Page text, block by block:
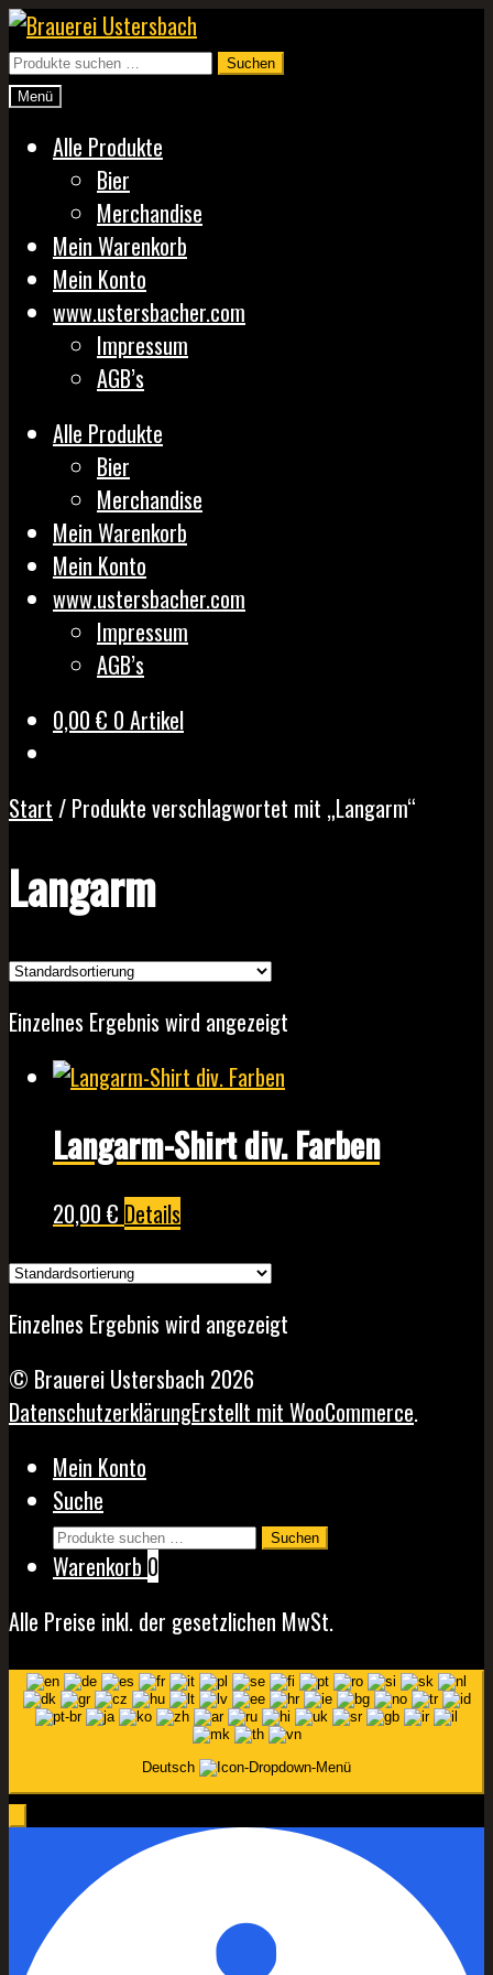
Zur
Navigation
springen
Zum
Inhalt
springen
Suchen
nach:
Suchen
Menü
Alle Produkte
Bier
Merchandise
Mein Warenkorb
Mein Konto
www.ustersbacher.com
Impressum
AGB’s
Alle Produkte
Bier
Merchandise
Mein Warenkorb
Mein Konto
www.ustersbacher.com
Impressum
AGB’s
0,00 € 0 Artikel
Start / Produkte verschlagwortet mit „Langarm“
Langarm
Einzelnes Ergebnis wird angezeigt
Langarm-Shirt div. Farben
20,00 € Details
weist
mehrere
Varianten
auf.
Die
der
gewählt
werden
Einzelnes Ergebnis wird angezeigt
© Brauerei Ustersbach 2026
DatenschutzerklärungErstellt mit WooCommerce.
Mein Konto
Suche
Suchen
nach:
Suchen
Warenkorb 0
Alle Preise inkl. der gesetzlichen MwSt.
Deutsch